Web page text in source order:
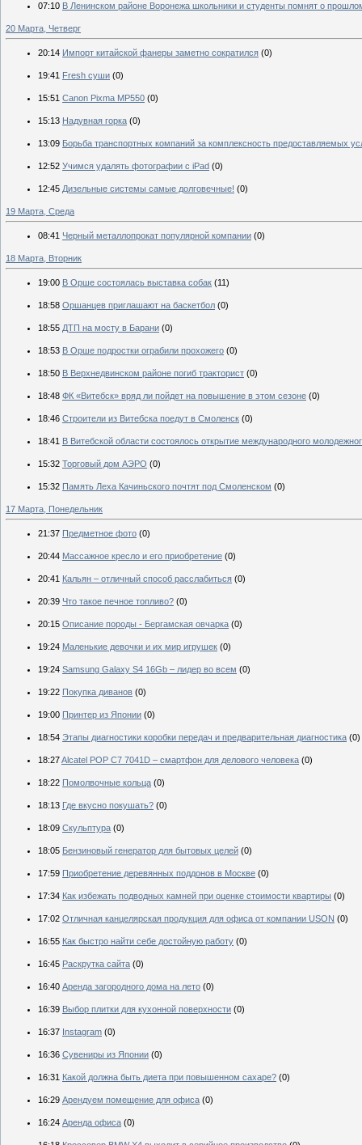
07:10 В Ленинском районе Воронежа школьники и студенты помнят о
20 Марта, Четверг
20:14 Импорт китайской фанеры заметно сократился (0)
19:41 Fresh суши (0)
15:51 Canon Pixma MP550 (0)
15:13 Надувная горка (0)
13:09 Борьба транспортных компаний за комплексность предоставляемых
12:52 Учимся удалять фотографии с iPad (0)
12:45 Дизельные системы самые долговечные! (0)
19 Марта, Среда
08:41 Черный металлопрокат популярной компании (0)
18 Марта, Вторник
19:00 В Орше состоялась выставка собак (11)
18:58 Оршанцев приглашают на баскетбол (0)
18:55 ДТП на мосту в Барани (0)
18:53 В Орше подростки ограбили прохожего (0)
18:50 В Верхнедвинском районе погиб тракторист (0)
18:48 ФК «Витебск» вряд ли пойдет на повышение в этом сезоне (0)
18:46 Строители из Витебска поедут в Смоленск (0)
18:41 В Витебской области состоялось открытие международного
15:32 Торговый дом АЭРО (0)
15:32 Память Леха Качиньского почтят под Смоленском (0)
17 Марта, Понедельник
21:37 Предметное фото (0)
20:44 Массажное кресло и его приобретение (0)
20:41 Кальян – отличный способ расслабиться (0)
20:39 Что такое печное топливо? (0)
20:15 Описание породы - Бергамская овчарка (0)
19:24 Маленькие девочки и их мир игрушек (0)
19:24 Samsung Galaxy S4 16Gb – лидер во всем (0)
19:22 Покупка диванов (0)
19:00 Принтер из Японии (0)
18:54 Этапы диагностики коробки передач и предварительная диагностика (0)
18:27Alcatel POP C7 7041D – смартфон для делового человека (0)
18:22 Помолвочные кольца (0)
18:13 Где вкусно покушать? (0)
18:09 Скульптура (0)
18:05 Бензиновый генератор для бытовых целей (0)
17:59 Приобретение деревянных поддонов в Москве (0)
17:34 Как избежать подводных камней при оценке стоимости квартиры (0)
17:02 Отличная канцелярская продукция для офиса от компании USON (0)
16:55 Как быстро найти себе достойную работу (0)
16:45 Раскрутка сайта (0)
16:40 Аренда загородного дома на лето (0)
16:39 Выбор плитки для кухонной поверхности (0)
16:37 Instagram (0)
16:36 Сувениры из Японии (0)
16:31 Какой должна быть диета при повышенном сахаре? (0)
16:29 Арендуем помещение для офиса (0)
16:24 Аренда офиса (0)